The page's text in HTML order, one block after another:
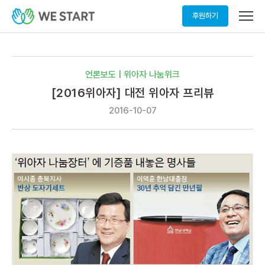
후원하기
메
열
언론보도 | 위아자 나눔위크
[2016위아자] 대전 위아자 프리뷰
2016-10-07